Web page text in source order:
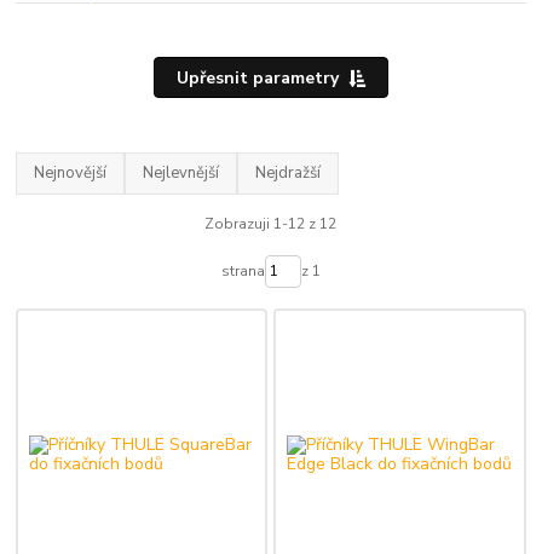
Upřesnit parametry
Nejnovější Nejlevnější Nejdražší
Zobrazuji 1-12 z 12
strana z 1